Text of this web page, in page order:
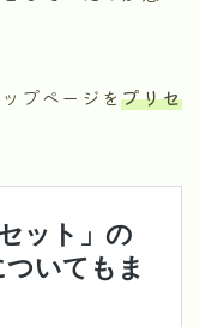
プページをプリセ